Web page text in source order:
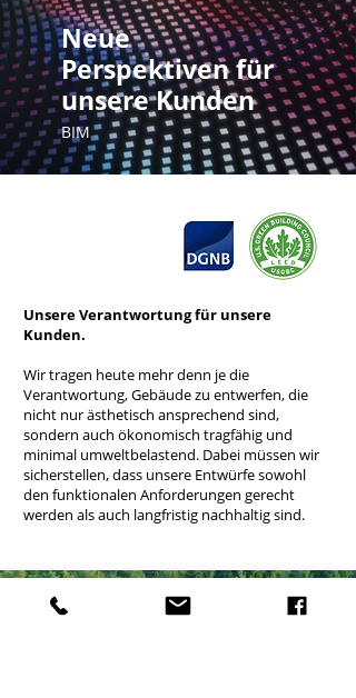
Neue
Perspektiven für
unsere Kunden
BIM
Unsere Verantwortung für unsere
Kunden.
Wir tragen heute mehr denn je die
Verantwortung, Gebäude zu entwerfen, die
nicht nur ästhetisch ansprechend sind,
sondern auch ökonomisch tragfähig und
minimal umweltbelastend. Dabei müssen wir
sicherstellen, dass unsere Entwürfe sowohl
den funktionalen Anforderungen gerecht
werden als auch langfristig nachhaltig sind.